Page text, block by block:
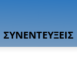
ΣΥΝΕΝΤΕΥΞΕΙΣ